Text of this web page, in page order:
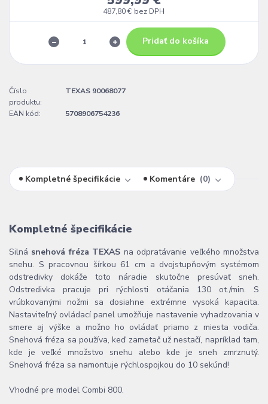
487,80 € bez DPH
Pridať do košíka
Číslo
produktu:
TEXAS 90068077
EAN kód: 5708906754236
Kompletné špecifikácie Komentáre 0
Kompletné špecifikácie
Silná snehová fréza TEXAS na odpratávanie veľkého množstva
snehu. S pracovnou šírkou 61 cm a dvojstupňovým systémom
odstredivky dokáže toto náradie skutočne presúvať sneh.
Odstredivka pracuje pri rýchlosti otáčania 130 ot./min. S
vrúbkovanými nožmi sa dosiahne extrémne vysoká kapacita.
Nastaviteľný ovládací panel umožňuje nastavenie vyhadzovania v
smere aj výške a možno ho ovládať priamo z miesta vodiča.
Snehová fréza sa používa, keď zametač už nestačí, napríklad tam,
kde je veľké množstvo snehu alebo kde je sneh zmrznutý.
Snehová fréza sa namontuje rýchlospojkou do 10 sekúnd!
Vhodné pre model Combi 800.